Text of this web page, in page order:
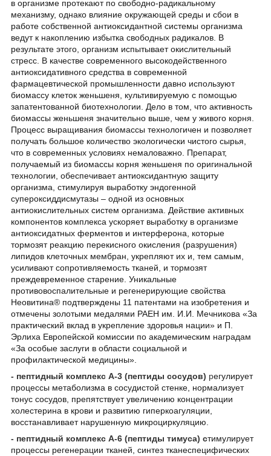
в организме протекают по свободно-радикальному
механизму, однако влияние окружающей среды и сбои в
работе собственной антиоксидантной системы организма
ведут к накоплению избытка свободных радикалов. В
результате этого, организм испытывает окислительный
стресс. В качестве современного высокодейственного
антиоксидативного средства в современной
фармацевтической промышленности давно используют
биомассу клеток женьшеня, культивируемую с помощью
запатентованной биотехнологии. Дело в том, что активность
биомассы женьшеня значительно выше, чем у живого корня.
Процесс выращивания биомассы технологичен и позволяет
получать большое количество экологически чистого сырья,
что в современных условиях немаловажно. Препарат,
получаемый из биомассы корня женьшеня по оригинальной
технологии, обеспечивает антиоксидантную защиту
организма, стимулируя выработку эндогенной
супероксиддисмутазы – одной из основных
антиокислительных систем организма. Действие активных
компонентов комплекса ускоряет выработку в организме
антиоксидатных ферментов и интерферона, которые
тормозят реакцию перекисного окисления (разрушения)
липидов клеточных мембран, укрепляют их и, тем самым,
усиливают сопротивляемость тканей, и тормозят
преждевременное старение. Уникальные
противовоспалительные и регенерирующие свойства
Неовитина® подтверждены 11 патентами на изобретения и
отмечены золотыми медалями РАЕН им. И.И. Мечникова «За
практический вклад в укрепление здоровья нации» и П.
Эрлиха Европейской комиссии по академическим наградам
«За особые заслуги в области социальной и
профилактической медицины».
- пептидный комплекс А-3 (пептиды сосудов) регулирует
процессы метаболизма в сосудистой стенке, нормализует
тонус сосудов, препятствует увеличению концентрации
холестерина в крови и развитию гиперкоагуляции,
восстанавливает нарушенную микроциркуляцию.
- пептидный комплекс А-6 (пептиды тимуса) стимулирует
процессы регенерации тканей, синтез тканеспецифических